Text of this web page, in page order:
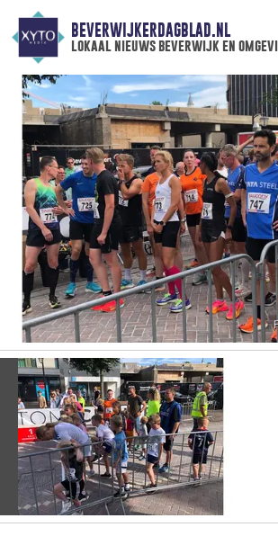
BEVERWIJKERDAGBLAD.NL
lokaal nieuws beverwijk en
Vorige